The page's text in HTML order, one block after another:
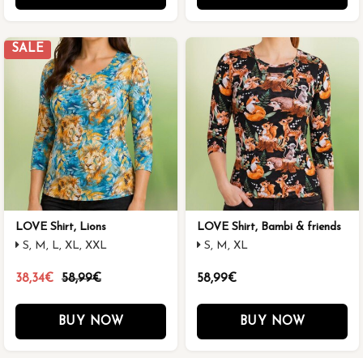
SALE
LOVE Shirt, Lions
S, M, L, XL, XXL
38,34€ 58,99€
BUY NOW
LOVE Shirt, Bambi & friends
S, M, XL
58,99€
BUY NOW